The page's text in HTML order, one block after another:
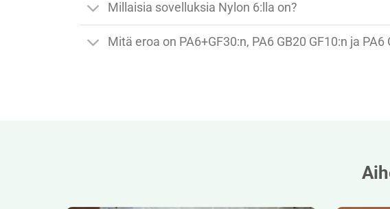
Millaisia sovelluksia Nylon 6:lla on?
Mitä eroa on PA6+GF30:n, PA6 GB20 GF10:n ja PA6